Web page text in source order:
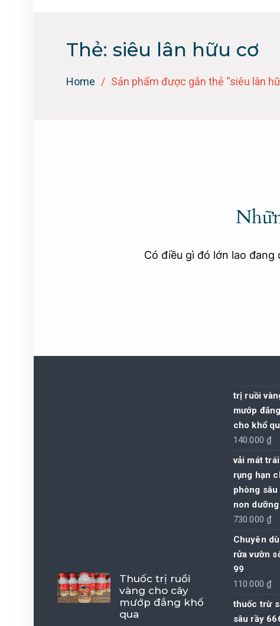
Thẻ: siêu lân hữu cơ
Home Sản phẩm được gắn thẻ “siêu lân
Có điều gì đó lớn lao
Thuốc trị ruồi
vàng cho cây
mướp đắng khổ
qua
trị ruồi
mướp
cho khổ
140.000₫
vải mát
rụng hạn
phòng
non
730.000₫
Chuyên
rửa vườn
99
110.000₫
thuốc trừ
sâu rầy